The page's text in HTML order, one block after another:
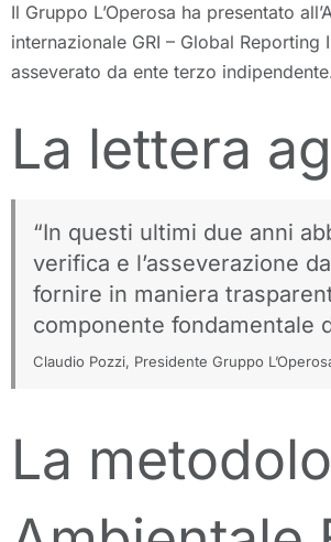
Il Gruppo L’Operosa ha presentato
internazionale GRI – Global
asseverato da ente terzo
La lettera
“In questi ultimi due anni
verifica e l’asseverazione
fornire in maniera
componente fondamentale
Claudio Pozzi, Presidente Gruppo
La